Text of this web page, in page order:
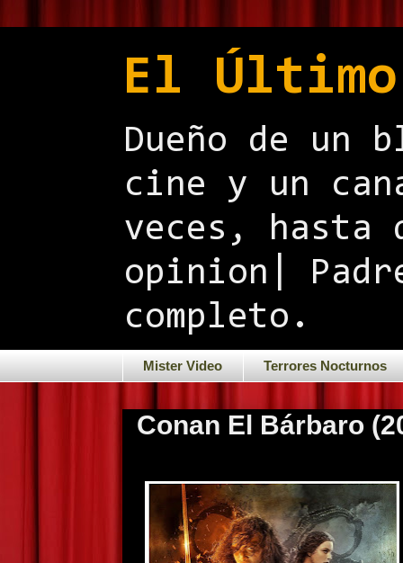
El
Dueño de un
cine y un
veces, hasta
opinion|
completo.
Mister Video Terrores Nocturnos
Conan El Bárbaro